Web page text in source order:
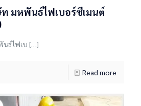
ท มหพันธ์ไฟเบอร์ซีเมนต์
นธ์ไฟเบ […]
Read more